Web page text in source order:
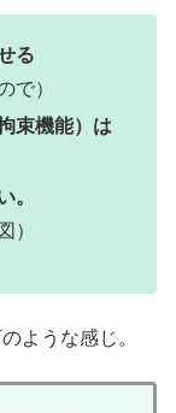
る
で）
束機能）は
。
）
ような感じ。